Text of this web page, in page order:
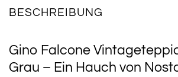
BESCHREIBUNG
Gino Falcone
Grau – Ein Hauch von